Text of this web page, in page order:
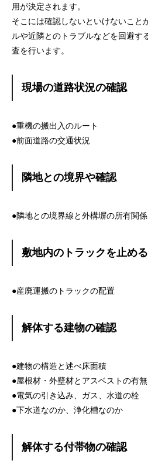
用が決定されます。
そこには確認しないといけないこと
ルや近隣とのトラブルなどを回避す
査を行います。
現場の道路状況の確認
●重機の搬出入のルート
●前面道路の交通状況
隣地との境界や確認
●隣地との境界線と外構塀の所有関係
敷地内のトラックを止め
●産廃運搬のトラックの配置
解体する建物の確認
●建物の構造と述べ床面積
●屋根材・外壁材とアスベストの有無
●電気の引き込み、ガス、水道の栓
●下水道なのか、浄化槽なのか
解体する付帯物の確認